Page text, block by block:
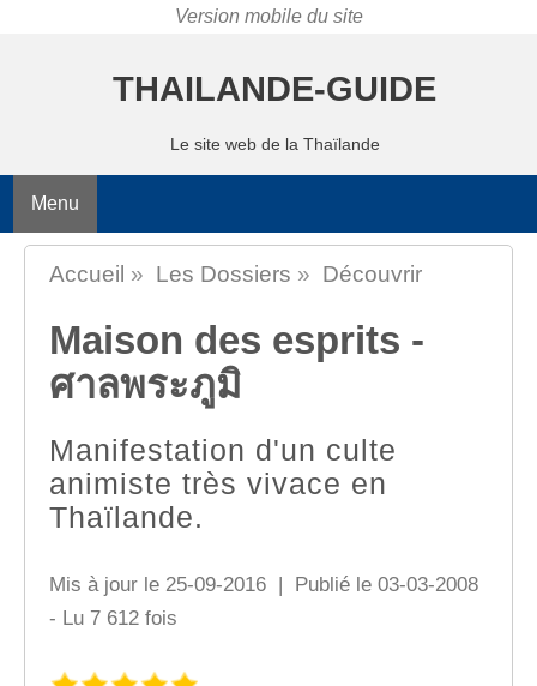
THAILANDE-GUIDE
Le site web de la Thaïlande
Menu
Accueil » Les Dossiers » Découvrir
Maison des esprits -
ศาลพระภูมิ
Manifestation d'un culte
animiste très vivace en
Thaïlande.
Mis à jour le 25-09-2016 | Publié le 03-03-2008
- Lu 7 612 fois